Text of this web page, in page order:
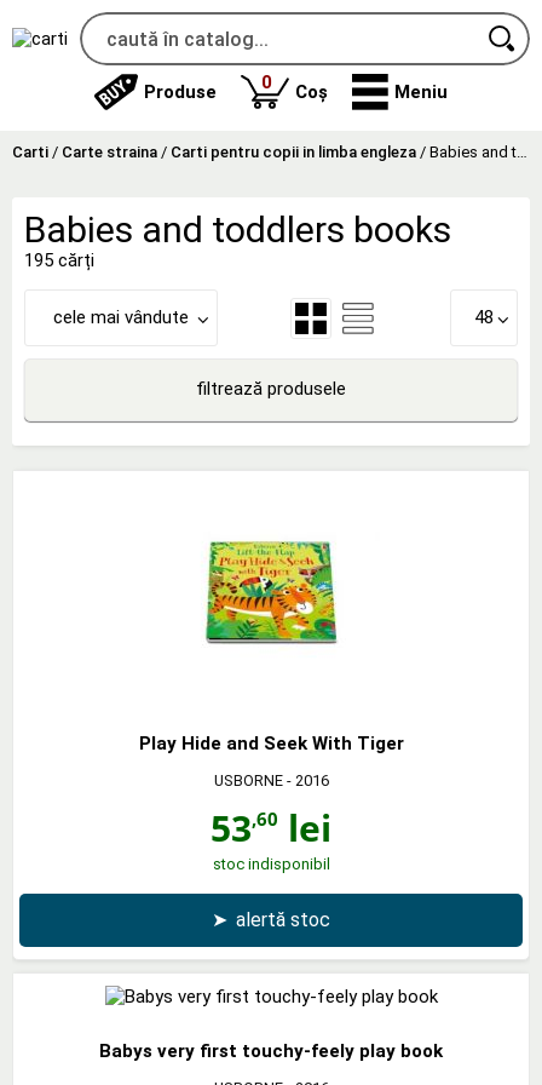
Produse 0produse
Coș Meniu
Carti / Carte straina / Carti pentru copii in limba engleza / Babies and toddlers books
Babies and toddlers books
195 cărți
cele mai vândute 48
filtrează produsele
Play Hide and Seek With Tiger
USBORNE- 2016
53,60 lei
stoc indisponibil
➤ alertă stoc
Babys very first touchy-feely play book